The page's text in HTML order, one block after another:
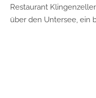
Restaurant
über den Untersee, ein